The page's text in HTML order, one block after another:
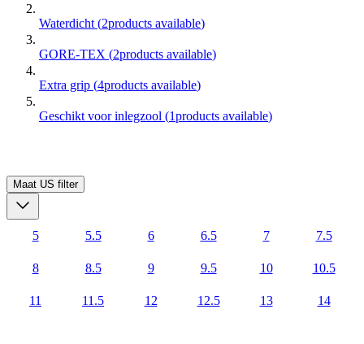
Waterdicht (2products available)
GORE-TEX (2products available)
Extra grip (4products available)
Geschikt voor inlegzool (1products available)
Maat US filter
5 5.5 6 6.5 7 7.5
8 8.5 9 9.5 10 10.5
11 11.5 12 12.5 13 14